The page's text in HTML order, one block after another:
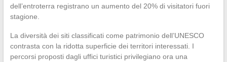
dell’entroterra registrano un aumento del 20% di visitatori fuori
stagione.
La diversità dei siti classificati come patrimonio dell’UNESCO
contrasta con la ridotta superficie dei territori interessati. I
percorsi proposti dagli uffici turistici privilegiano ora una